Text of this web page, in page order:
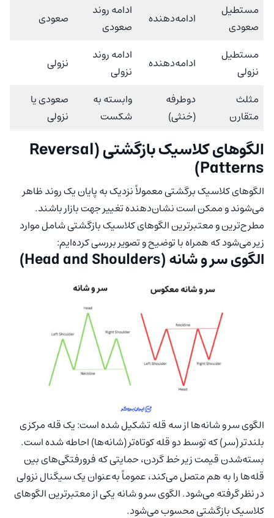
مستطیل
صعودی
ادامه‌دهنده
ادامه روند
صعودی
صعودی
مستطیل
نزولی
ادامه‌دهنده
ادامه روند
نزولی
نزولی
مثلث
متقارن
دوطرفه
(خنثی)
وابسته به
شکست
صعودی یا
نزولی
الگوهای کلاسیک بازگشتی (Reversal
Patterns)
الگوهای کلاسیک برگشتی معمولاً نزدیک به پایان یک روند ظاهر
می‌شوند و ممکن است نشان‌دهنده تغییر جهت بازار باشند.
مطرح‌ترین و معتبرترین الگوهای کلاسیک بازگشتی شامل موارد
زیر می‌شود که همراه با توضیح و تصویر بررسی کرده‌ایم:
الگوی سر و شانه (Head and Shoulders)
الگوی سر و شانه‌ها از سه قله تشکیل شده است: یک قله مرکزی
بلندتر (سر) که توسط دو قله کوتاه‌تر (شانه‌ها) احاطه شده است.
بسته‌شدن قیمت زیر خط گردن، حمایتی که فرورفتگی‌های بین
قله‌ها را به هم متصل می‌کند، عموماً به‌عنوان یک سیگنال نزولی
در نظر گرفته می‌شود. الگوی سر و شانه یکی از معتبرترین الگوهای
کلاسیک بازگشتی محسوب می‌شود.